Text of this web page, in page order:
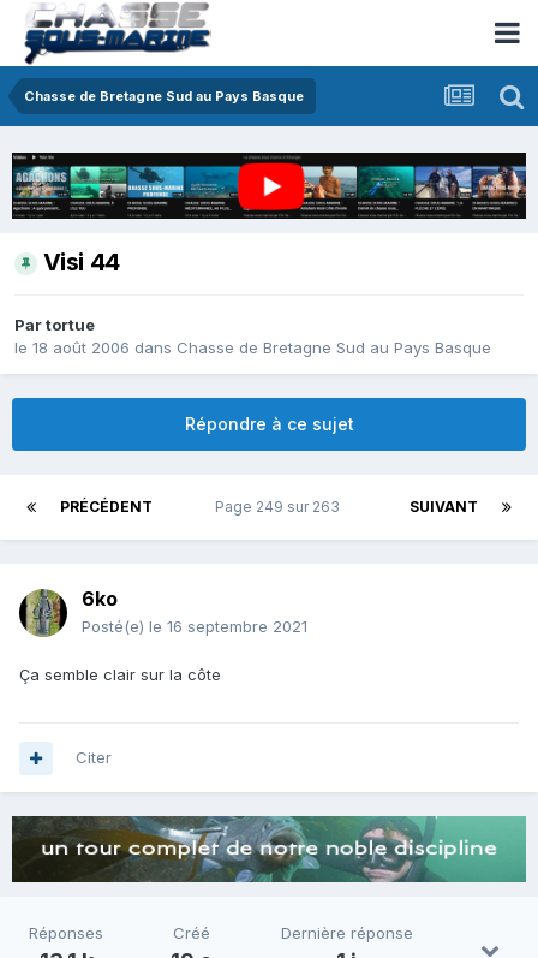
Chasse de Bretagne Sud au Pays Basque
Visi 44
Partortue
le 18 août 2006 dans Chasse de Bretagne Sud au Pays Basque
Répondre à ce sujet
PRÉCÉDENT SUIVANT
Page 249 sur 263
6ko
Posté(e) le 16 septembre 2021
Ça semble clair sur la côte
Citer
Réponses Créé Dernière réponse